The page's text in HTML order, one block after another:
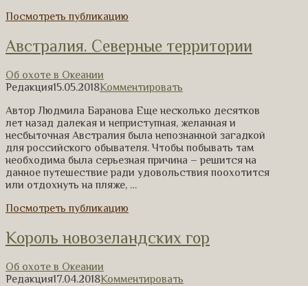
Посмотреть публикацию
Австралия. Северные территории
Об охоте в Океании
Редакция15.05.2018Комментировать
Автор Людмила Баранова Еще несколько десятков
лет назад далекая и неприступная, желанная и
несбыточная Австралия была непознанной загадкой
для российского обывателя. Чтобы побывать там
необходима была серьезная причина – решится на
данное путешествие ради удовольствия поохотится
или отдохнуть на пляже, …
Посмотреть публикацию
Король новозеландских гор
Об охоте в Океании
Редакция17.04.2018Комментировать